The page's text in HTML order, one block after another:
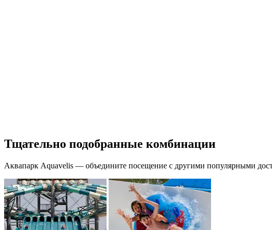
Тщательно подобранные комбинации
Аквапарк Aquavelis — объедините посещение с другими популярными